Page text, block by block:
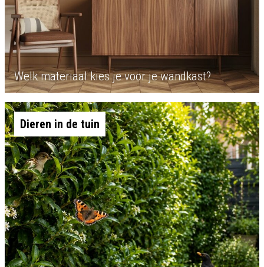
Welk materiaal kies je voor je wandkast?
Dieren in de tuin